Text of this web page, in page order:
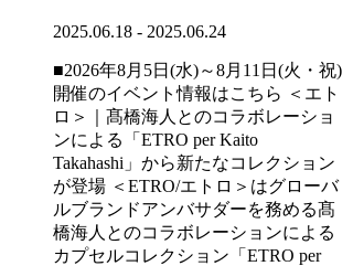
2025.06.18 - 2025.06.24
■2026年8月5日(水)～8月11日(火・祝)
開催のイベント情報はこちら ＜エト
ロ＞｜髙橋海人とのコラボレーショ
ンによる「ETRO per Kaito
Takahashi」から新たなコレクション
が登場 ＜ETRO/エトロ＞はグローバ
ルブランドアンバサダーを務める髙
橋海人とのコラボレーションによる
カプセルコレクション「ETRO per